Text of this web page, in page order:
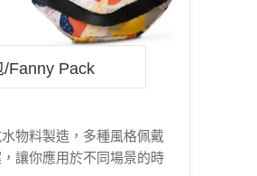
/Fanny Pack
物料製造，多種風格佩戴
讓你應用於不同場景的時